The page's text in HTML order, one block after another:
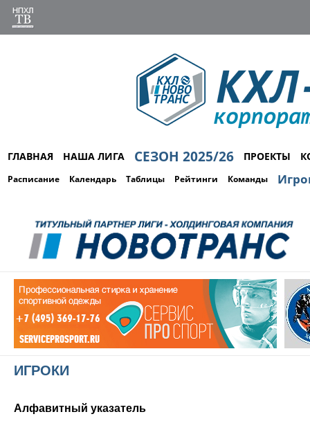
ГЛАВНАЯ НАША ЛИГА СЕЗОН 2025/26 ПРОЕКТЫ
Расписание Календарь Таблицы Рейтинги Команды
ИГРОКИ
Алфавитный указатель